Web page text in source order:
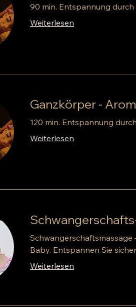
90 min. Entspannung
Weiterlesen
Ganzkörper -
120 min. Entspannung
Weiterlesen
Baby. Entspannen Sie sicher
Weiterlesen